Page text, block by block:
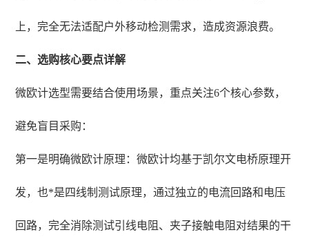
上，完全无法适配户外移动检测需求，造成资源浪费。
二、选购核心要点详解
微欧计选型需要结合使用场景，重点关注6个核心参数，
避免盲目采购：
第一是明确微欧计原理：微欧计均基于凯尔文电桥原理开
发，也*是四线制测试原理，通过独立的电流回路和电压
回路，完全消除测试引线电阻、夹子接触电阻对结果的干